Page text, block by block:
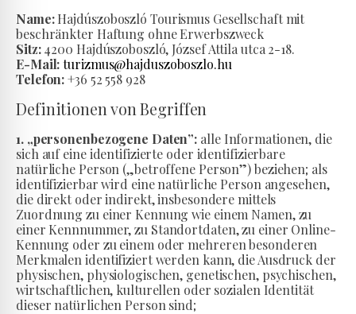
Name:Hajdúszoboszló Tourismus Gesellschaft mit
beschränkter Haftung ohne Erwerbszweck
Sitz:4200 Hajdúszoboszló, József Attila utca 2-18.
E-Mail: turizmus@hajduszoboszlo.hu
Telefon:+36 52 558 928
Definitionen von Begriffen
1. „personenbezogene Daten”: alle Informationen, die
sich auf eine identifizierte oder identifizierbare
natürliche Person („betroffene Person”) beziehen; als
identifizierbar wird eine natürliche Person angesehen,
die direkt oder indirekt, insbesondere mittels
Zuordnung zu einer Kennung wie einem Namen, zu
einer Kennnummer, zu Standortdaten, zu einer Online-
Kennung oder zu einem oder mehreren besonderen
Merkmalen identifiziert werden kann, die Ausdruck der
physischen, physiologischen, genetischen, psychischen,
wirtschaftlichen, kulturellen oder sozialen Identität
dieser natürlichen Person sind;